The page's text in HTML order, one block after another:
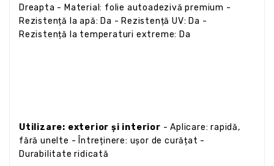
Dreapta - Material: folie autoadezivă premium -
Rezistență la apă: Da - Rezistență UV: Da -
Rezistență la temperaturi extreme: Da
Utilizare: exterior și interior - Aplicare: rapidă,
fără unelte - Întreținere: ușor de curățat -
Durabilitate ridicată